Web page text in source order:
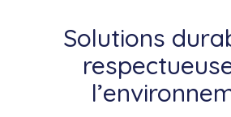
Solutions